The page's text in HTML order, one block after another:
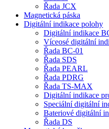
Řada JCX
Magnetická páska
Digitální indikace polohy
Digitální indikace
Víceosé digitální
Řada BC-01
Řada SDS
Řada PEARL
Řada PDRG
Řada TS-MAX
Digitální indikace
Speciální digitální
Bateriové digitální
Řada DS